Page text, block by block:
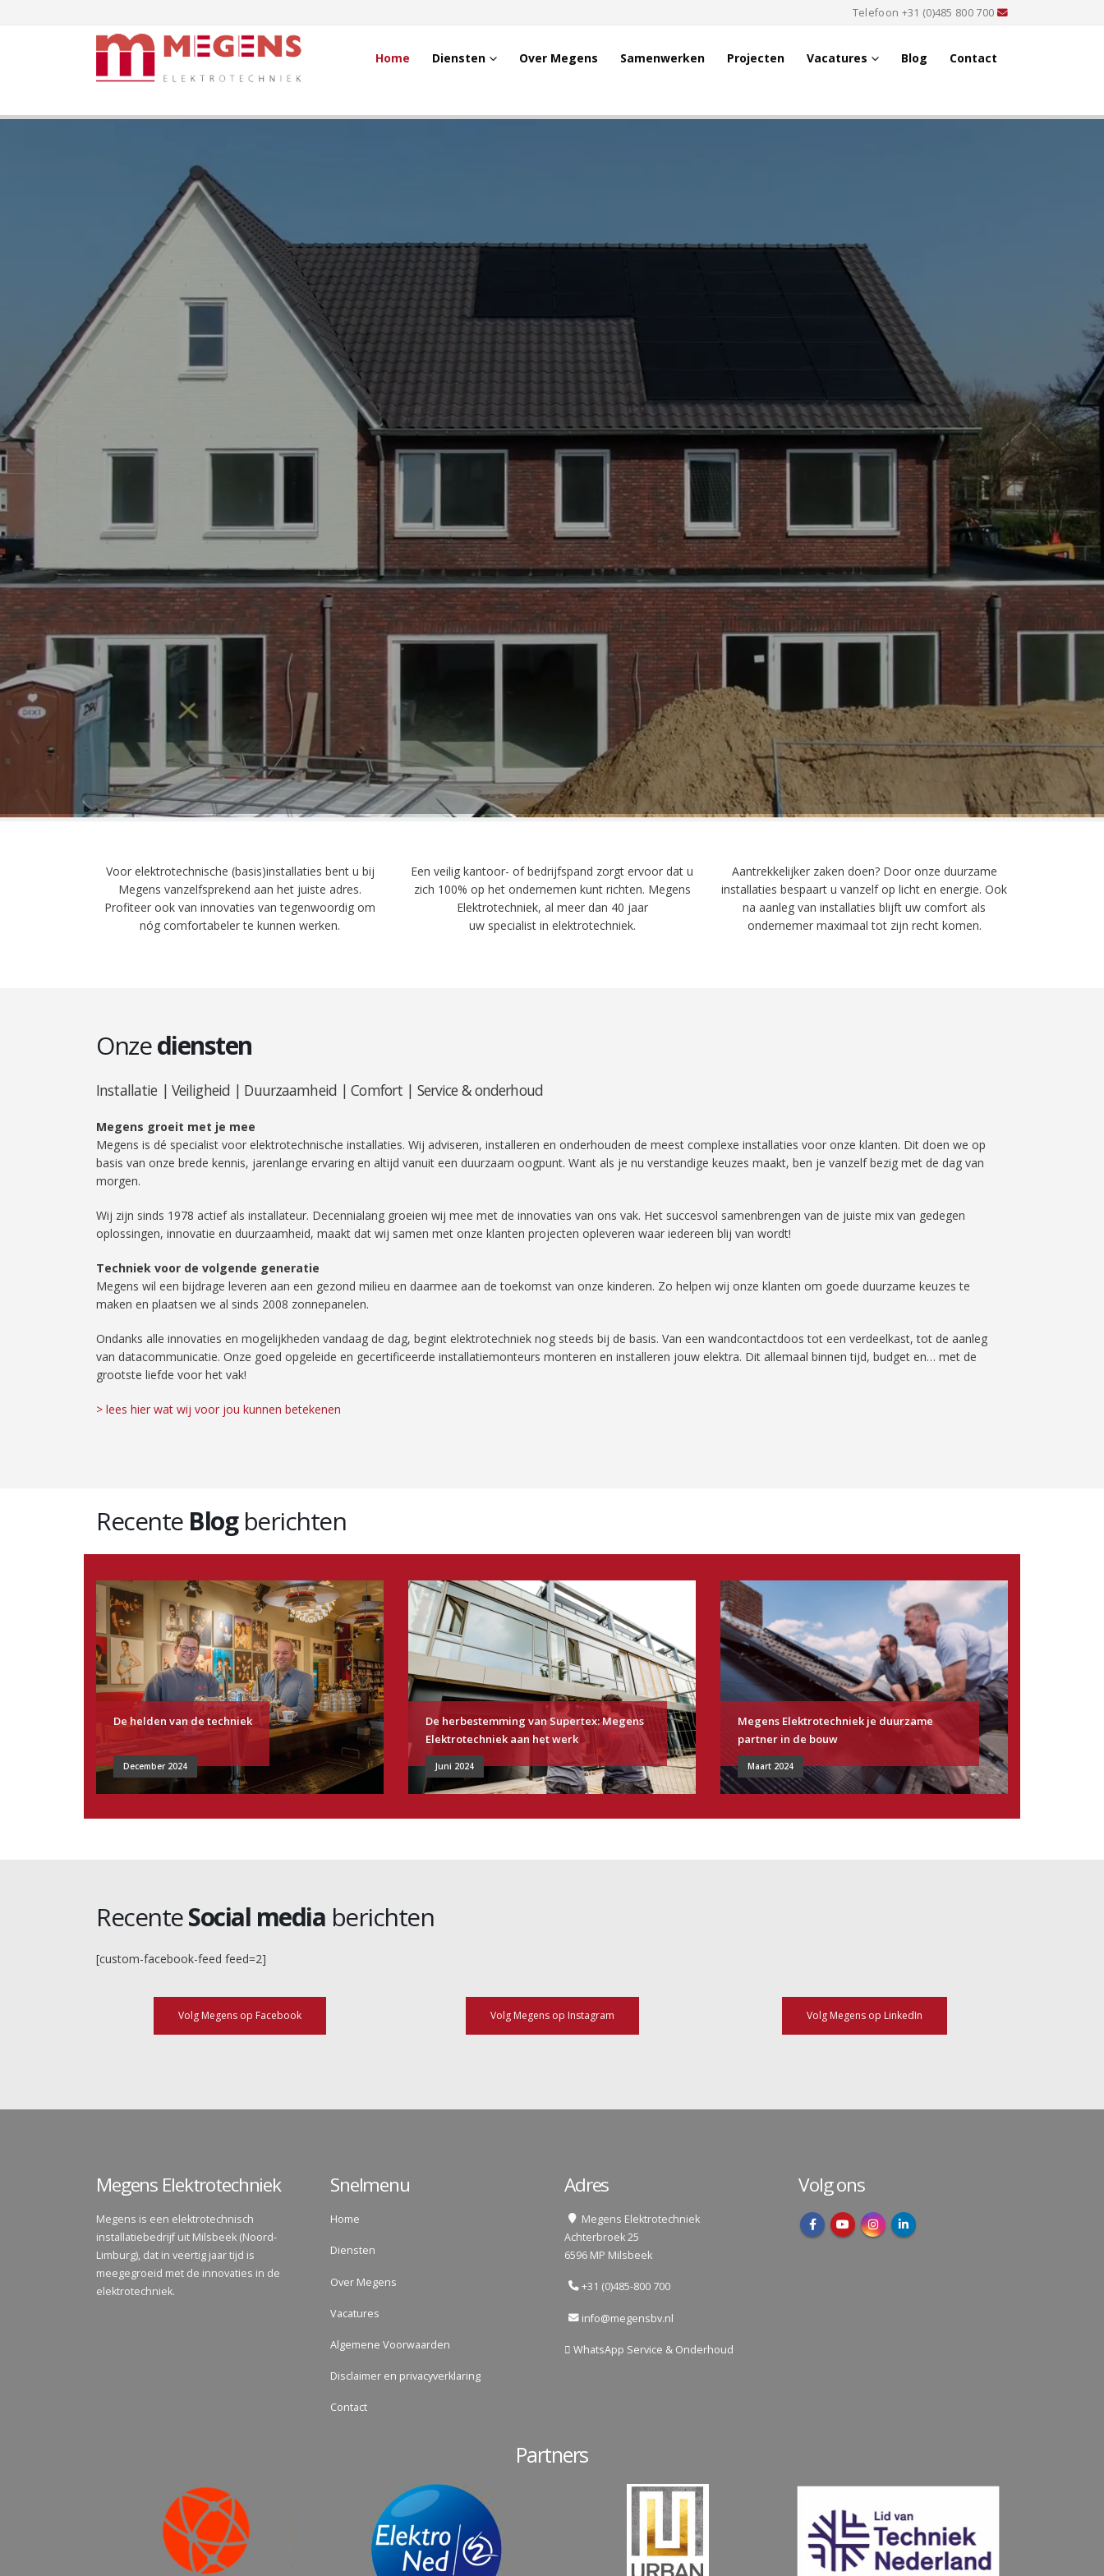
Telefoon +31 (0)485 800 700
Home Diensten Over Megens Samenwerken Projecten Vacatures Blog Contact
Voor elektrotechnische (basis)installaties bent u bij
Megens vanzelfsprekend aan het juiste adres.
Profiteer ook van innovaties van tegenwoordig om
nóg comfortabeler te kunnen werken.
Een veilig kantoor- of bedrijfspand zorgt ervoor dat u
zich 100% op het ondernemen kunt richten. Megens
Elektrotechniek, al meer dan 40 jaar
uw specialist in elektrotechniek.
Aantrekkelijker zaken doen? Door onze duurzame
installaties bespaart u vanzelf op licht en energie. Ook
na aanleg van installaties blijft uw comfort als
ondernemer maximaal tot zijn recht komen.
Onzediensten
Installatie | Veiligheid | Duurzaamheid | Comfort | Service & onderhoud
Megens groeit met je mee
Megens is dé specialist voor elektrotechnische installaties. Wij adviseren, installeren en onderhouden de meest complexe installaties voor onze klanten. Dit doen we op
basis van onze brede kennis, jarenlange ervaring en altijd vanuit een duurzaam oogpunt. Want als je nu verstandige keuzes maakt, ben je vanzelf bezig met de dag van
morgen.
Wij zijn sinds 1978 actief als installateur. Decennialang groeien wij mee met de innovaties van ons vak. Het succesvol samenbrengen van de juiste mix van gedegen
oplossingen, innovatie en duurzaamheid, maakt dat wij samen met onze klanten projecten opleveren waar iedereen blij van wordt!
Techniek voor de volgende generatie
Megens wil een bijdrage leveren aan een gezond milieu en daarmee aan de toekomst van onze kinderen. Zo helpen wij onze klanten om goede duurzame keuzes te
maken en plaatsen we al sinds 2008 zonnepanelen.
Ondanks alle innovaties en mogelijkheden vandaag de dag, begint elektrotechniek nog steeds bij de basis. Van een wandcontactdoos tot een verdeelkast, tot de aanleg
van datacommunicatie. Onze goed opgeleide en gecertificeerde installatiemonteurs monteren en installeren jouw elektra. Dit allemaal binnen tijd, budget en… met de
grootste liefde voor het vak!
> lees hier wat wij voor jou kunnen betekenen
Recente Blogberichten
De helden van de techniek
December 2024
De herbestemming van Supertex: Megens
Elektrotechniek aan het werk
Juni 2024
Megens Elektrotechniek je duurzame
partner in de bouw
Maart 2024
RecenteSocial media berichten
[custom-facebook-feed feed=2]
Volg Megens op Facebook Volg Megens op Instagram Volg Megens op LinkedIn
Megens Elektrotechniek
Megens is een elektrotechnisch
installatiebedrijf uit Milsbeek (Noord-
Limburg), dat in veertig jaar tijd is
meegegroeid met de innovaties in de
elektrotechniek.
Snelmenu
Home
Diensten
Over Megens
Vacatures
Algemene Voorwaarden
Disclaimer en privacyverklaring
Contact
Adres
Megens Elektrotechniek
Achterbroek 25
6596 MP Milsbeek
+31 (0)485-800 700
info@megensbv.nl
WhatsApp Service & Onderhoud
Volg ons
Partners